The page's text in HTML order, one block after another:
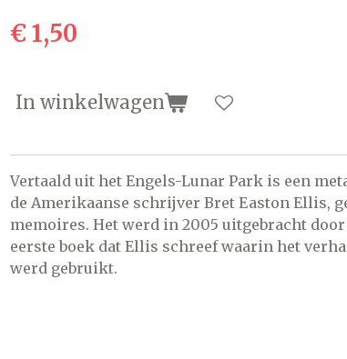
€ 1,50
In winkelwagen
Vertaald uit het Engels-Lunar Park is een
de Amerikaanse schrijver Bret Easton Ellis,
memoires. Het werd in 2005 uitgebracht
eerste boek dat Ellis schreef waarin het
werd gebruikt.